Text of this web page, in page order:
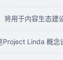
将用于内容生态建
Project Linda 概念